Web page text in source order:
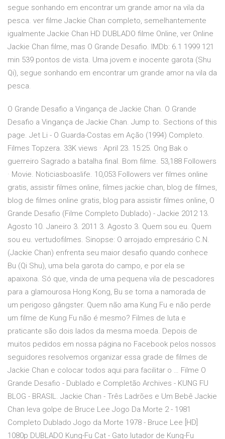
segue sonhando em encontrar um grande amor na vila da
pesca. ver filme Jackie Chan completo, semelhantemente
igualmente Jackie Chan HD DUBLADO filme Online, ver Online
Jackie Chan filme, mas O Grande Desafio. IMDb: 6.1 1999 121
min 539 pontos de vista. Uma jovem e inocente garota (Shu
Qi), segue sonhando em encontrar um grande amor na vila da
pesca.
O Grande Desafio a Vingança de Jackie Chan. O Grande
Desafio a Vingança de Jackie Chan. Jump to. Sections of this
page. Jet Li - O Guarda-Costas em Ação (1994) Completo.
Filmes Topzera. 33K views · April 23. 15:25. Ong Bak o
guerreiro Sagrado a batalha final. Bom filme. 53,188 Followers
· Movie. Noticiasboaslife. 10,053 Followers ver filmes online
gratis, assistir filmes online, filmes jackie chan, blog de filmes,
blog de filmes online gratis, blog para assistir filmes online, O
Grande Desafio (Filme Completo Dublado) - Jackie 2012 13.
Agosto 10. Janeiro 3. 2011 3. Agosto 3. Quem sou eu. Quem
sou eu. vertudofilmes. Sinopse: O arrojado empresário C.N.
(Jackie Chan) enfrenta seu maior desafio quando conhece
Bu (Qi Shu), uma bela garota do campo, e por ela se
apaixona. Só que, vinda de uma pequena vila de pescadores
para a glamourosa Hong Kong, Bu se torna a namorada de
um perigoso gângster. Quem não ama Kung Fu e não perde
um filme de Kung Fu não é mesmo? Filmes de luta e
praticante são dois lados da mesma moeda. Depois de
muitos pedidos em nossa página no Facebook pelos nossos
seguidores resolvemos organizar essa grade de filmes de
Jackie Chan e colocar todos aqui para facilitar o … Filme O
Grande Desafio - Dublado e Completão Archives - KUNG FU
BLOG - BRASIL. Jackie Chan - Três Ladrões e Um Bebê Jackie
Chan leva golpe de Bruce Lee Jogo Da Morte 2 - 1981
Completo Dublado Jogo da Morte 1978 - Bruce Lee [HD]
1080p DUBLADO Kung-Fu Cat - Gato lutador de Kung-Fu